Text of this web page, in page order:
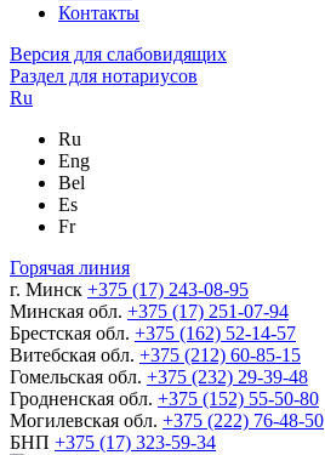
Контакты
Версия для слабовидящих
Раздел для нотариусов
Ru
Ru
Eng
Bel
Es
Fr
Горячая линия
г. Минск +375 (17) 243-08-95
Минская обл. +375 (17) 251-07-94
Брестская обл. +375 (162) 52-14-57
Витебская обл. +375 (212) 60-85-15
Гомельская обл. +375 (232) 29-39-48
Гродненская обл. +375 (152) 55-50-80
Могилевская обл. +375 (222) 76-48-50
БНП +375 (17) 323-59-34